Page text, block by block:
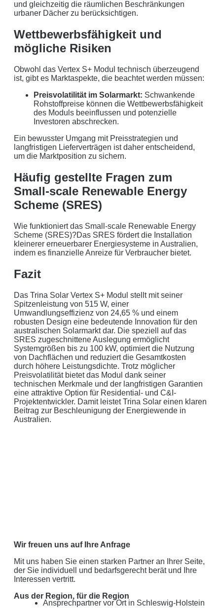
und gleichzeitig die räumlichen Beschränkungen
urbaner Dächer zu berücksichtigen.
Wettbewerbsfähigkeit und
mögliche Risiken
Obwohl das Vertex S+ Modul technisch überzeugend
ist, gibt es Marktaspekte, die beachtet werden müssen:
Preisvolatilität im Solarmarkt: Schwankende
Rohstoffpreise können die Wettbewerbsfähigkeit
des Moduls beeinflussen und potenzielle
Investoren abschrecken.
Ein bewusster Umgang mit Preisstrategien und
langfristigen Lieferverträgen ist daher entscheidend,
um die Marktposition zu sichern.
Häufig gestellte Fragen zum
Small-scale Renewable Energy
Scheme (SRES)
Wie funktioniert das Small-scale Renewable Energy
Scheme (SRES)?Das SRES fördert die Installation
kleinerer erneuerbarer Energiesysteme in Australien,
indem es finanzielle Anreize für Verbraucher bietet.
Fazit
Das Trina Solar Vertex S+ Modul stellt mit seiner
Spitzenleistung von 515 W, einer
Umwandlungseffizienz von 24,65 % und einem
robusten Design eine bedeutende Innovation für den
australischen Solarmarkt dar. Die speziell auf das
SRES zugeschnittene Auslegung ermöglicht
Systemgrößen bis zu 100 kW, optimiert die Nutzung
von Dachflächen und reduziert die Gesamtkosten
durch höhere Leistungsdichte. Trotz möglicher
Preisvolatilität bietet das Modul dank seiner
technischen Merkmale und der langfristigen Garantien
eine attraktive Option für Residential- und C&I-
Projektentwickler. Damit leistet Trina Solar einen klaren
Beitrag zur Beschleunigung der Energiewende in
Australien.
Wir freuen uns auf Ihre Anfrage
Mit uns haben Sie einen starken Partner an Ihrer Seite,
der Sie individuell und bedarfsgerecht berät und Ihre
Interessen vertritt.
Aus der Region, für die Region
Ansprechpartner vor Ort in Schleswig-Holstein